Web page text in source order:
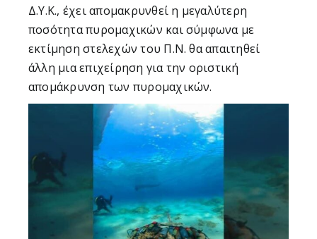
Δ.Υ.Κ., έχει απομακρυνθεί η μεγαλύτερη
ποσότητα πυρομαχικών και σύμφωνα με
εκτίμηση στελεχών του Π.Ν. θα απαιτηθεί
άλλη μια επιχείρηση για την οριστική
απομάκρυνση των πυρομαχικών.